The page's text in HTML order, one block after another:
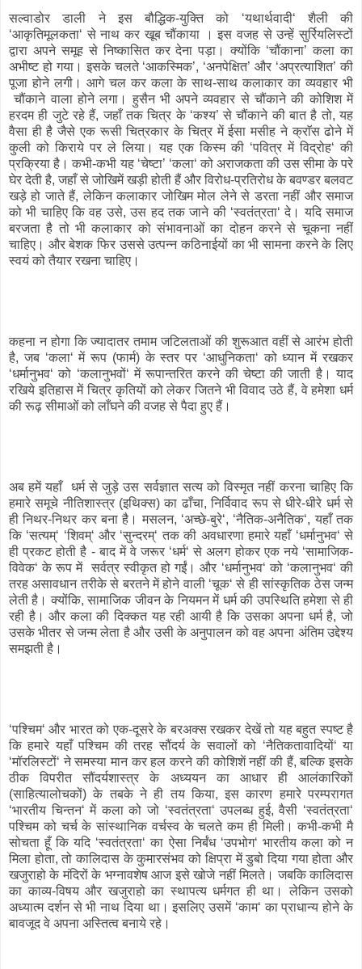
सल्वाडोर डाली ने इस बौद्धिक-युक्ति को ‘यथार्थवादी‘ शैली की
‘आकृतिमूलकता‘ से नाथ कर खूब चौंकाया । इस वजह से उन्हें सुर्रियलिस्टों
द्वारा अपने समूह से निष्कासित कर देना पड़ा। क्योंकि ‘चौंकाना’ कला का
अभीष्ट हो गया। इसके चलते ‘आकस्मिक’, ‘अनपेक्षित’ और ‘अप्रत्याशित’ की
पूजा होने लगी। आगे चल कर कला के साथ-साथ कलाकार का व्यवहार भी
चौंकाने वाला होने लगा। हुसैन भी अपने व्यवहार से चौंकाने की कोशिश में
हरदम ही जुटे रहे हैं, जहाँ तक चित्र के ‘कश्य’ से चौंकाने की बात है तो, यह
वैसा ही है जैसे एक रूसी चित्रकार के चित्र में ईसा मसीह ने क्राॅस ढोने में
कुली को किराये पर ले लिया। यह एक किस्म की ‘पवित्र में विद्रोह‘ की
प्रक्रिया है। कभी-कभी यह ‘चेष्टा’ ‘कला‘ को अराजकता की उस सीमा के परे
घेर देती है, जहाँ से जोखिमें खड़ी होती हैं और विरोध-प्रतिरोध के बवण्डर बलवट
खड़े हो जाते हैं, लेकिन कलाकार जोखिम मोल लेने से डरता नहीं और समाज
को भी चाहिए कि वह उसे, उस हद तक जाने की ‘स्वतंत्रता‘ दे। यदि समाज
बरजता है तो भी कलाकार को संभावनाओं का दोहन करने से चूकना नहीं
चाहिए। और बेशक फिर उससे उत्पन्न कठिनाईयों का भी सामना करने के लिए
स्वयं को तैयार रखना चाहिए।
कहना न होगा कि ज्यादातर तमाम जटिलताओं की शुरूआत वहीं से आरंभ होती
है, जब ‘कला‘ में रूप (फार्म) के स्तर पर ‘आधुनिकता‘ को ध्यान में रखकर
‘धर्मानुभव‘ को ‘कलानुभवों‘ में रूपान्तरित करने की चेष्टा की जाती है। याद
रखिये इतिहास में चित्र कृतियों को लेकर जितने भी विवाद उठे हैं, वे हमेशा धर्म
की रूढ़ सीमाओं को लाँघने की वजह से पैदा हुए हैं।
अब हमें यहाँ धर्म से जुड़े उस सर्वज्ञात सत्य को विस्मृत नहीं करना चाहिए कि
हमारे समूचे नीतिशास्त्र (इथिक्स) का ढाँचा, निर्विवाद रूप से धीरे-धीरे धर्म से
ही निथर-निथर कर बना है। मसलन, ‘अच्छे-बुरे‘, ‘नैतिक-अनैतिक‘, यहाँ तक
कि ‘सत्यम्‘ ‘शिवम्‘ और ‘सुन्दरम्‘ तक की अवधारणा हमारे यहाँ ‘धर्मानुभव‘ से
ही प्रकट होती है - बाद में वे जरूर ‘धर्म‘ से अलग होकर एक नये ‘सामाजिक-
विवेक‘ के रूप में सर्वत्र स्वीकृत हो गईं। और ‘धर्मानुभव‘ को ‘कलानुभव‘ की
तरह असावधान तरीके से बरतने में होने वाली ‘चूक‘ से ही सांस्कृतिक ठेस जन्म
लेती है। क्योंकि, सामाजिक जीवन के नियमन में धर्म की उपस्थिति हमेशा से ही
रही है। और कला की दिक्कत यह रही आयी है कि उसका अपना धर्म है, जो
उसके भीतर से जन्म लेता है और उसी के अनुपालन को वह अपना अंतिम उद्देश्य
समझती है।
‘पश्चिम‘ और भारत को एक-दूसरे के बरअक्स रखकर देखें तो यह बहुत स्पष्ट है
कि हमारे यहाँ पश्चिम की तरह सौंदर्य के सवालों को ‘नैतिकतावादियों‘ या
‘मॉरलिस्टों‘ ने समस्या मान कर हल करने की कोशिशें नहीं की हैं, बल्कि इसके
ठीक विपरीत सौंदर्यशास्त्र के अध्ययन का आधार ही आलंकारिकों
(साहित्यालोचकों) के तबके ने ही तय किया, इस कारण हमारे परम्परागत
‘भारतीय चिन्तन‘ में कला को जो ‘स्वतंत्रता‘ उपलब्ध हुई, वैसी ‘स्वतंत्रता‘
पश्चिम को चर्च के सांस्थानिक वर्चस्व के चलते कम ही मिली। कभी-कभी मै
सोचता हूँ कि यदि ‘स्वतंत्रता‘ का ऐसा निर्बंध ‘उपभोग‘ भारतीय कला को न
मिला होता, तो कालिदास के कुमारसंभव को क्षिप्रा में डुबो दिया गया होता और
खजुराहो के मंदिरों के भग्नावशेष आज इसे खोजे नहीं मिलते। जबकि कालिदास
का काव्य-विषय और खजुराहो का स्थापत्य धर्मगत ही था। लेकिन उसको
अध्यात्म दर्शन से भी नाथ दिया था। इसलिए उसमें ‘काम‘ का प्राधान्य होने के
बावजूद वे अपना अस्तित्व बनाये रहे।